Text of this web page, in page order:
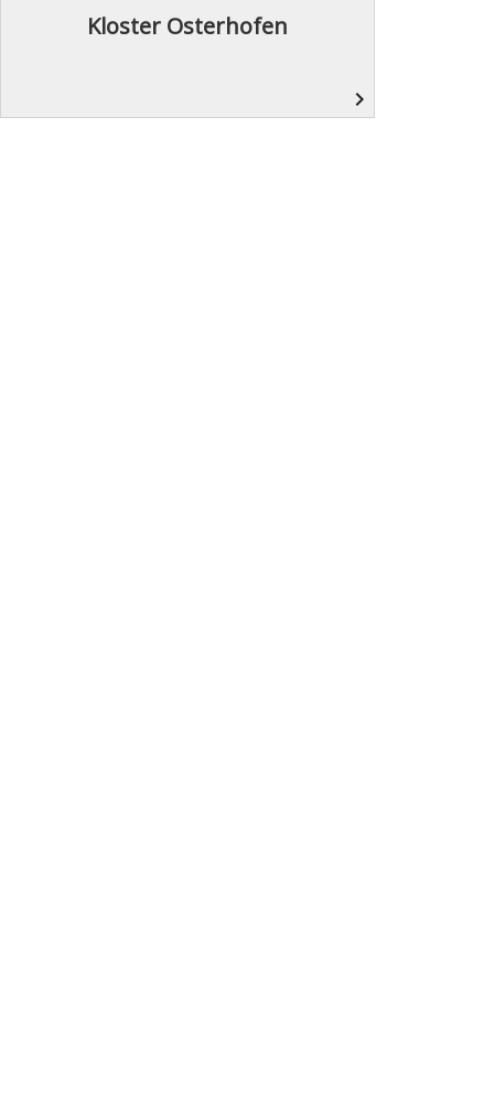
Kloster Osterhofen
navigate_next